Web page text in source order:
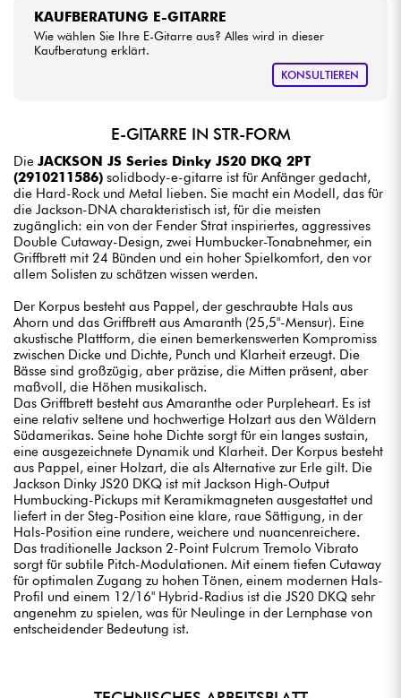
KAUFBERATUNG E-GITARRE
Wie wählen Sie Ihre E-Gitarre aus? Alles wird in dieser
Kaufberatung erklärt.
KONSULTIEREN
E-GITARRE IN STR-FORM
Die JACKSON JS Series Dinky JS20 DKQ 2PT
(2910211586) solidbody-e-gitarre ist für Anfänger gedacht,
die Hard-Rock und Metal lieben. Sie macht ein Modell, das für
die Jackson-DNA charakteristisch ist, für die meisten
zugänglich: ein von der Fender Strat inspiriertes, aggressives
Double Cutaway-Design, zwei Humbucker-Tonabnehmer, ein
Griffbrett mit 24 Bünden und ein hoher Spielkomfort, den vor
allem Solisten zu schätzen wissen werden.
Der Korpus besteht aus Pappel, der geschraubte Hals aus
Ahorn und das Griffbrett aus Amaranth (25,5"-Mensur). Eine
akustische Plattform, die einen bemerkenswerten Kompromiss
zwischen Dicke und Dichte, Punch und Klarheit erzeugt. Die
Bässe sind großzügig, aber präzise, die Mitten präsent, aber
maßvoll, die Höhen musikalisch.
Das Griffbrett besteht aus Amaranthe oder Purpleheart. Es ist
eine relativ seltene und hochwertige Holzart aus den Wäldern
Südamerikas. Seine hohe Dichte sorgt für ein langes sustain,
eine ausgezeichnete Dynamik und Klarheit. Der Korpus besteht
aus Pappel, einer Holzart, die als Alternative zur Erle gilt. Die
Jackson Dinky JS20 DKQ ist mit Jackson High-Output
Humbucking-Pickups mit Keramikmagneten ausgestattet und
liefert in der Steg-Position eine klare, raue Sättigung, in der
Hals-Position eine rundere, weichere und nuancenreichere.
Das traditionelle Jackson 2-Point Fulcrum Tremolo Vibrato
sorgt für subtile Pitch-Modulationen. Mit einem tiefen Cutaway
für optimalen Zugang zu hohen Tönen, einem modernen Hals-
Profil und einem 12/16" Hybrid-Radius ist die JS20 DKQ sehr
angenehm zu spielen, was für Neulinge in der Lernphase von
entscheidender Bedeutung ist.